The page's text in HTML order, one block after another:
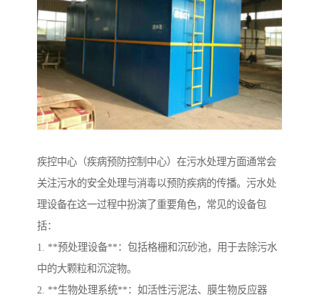
疾控中心（疾病预防控制中心）在污水处理方面通常会
关注污水的安全处理与消毒以预防疾病的传播。污水处
理设备在这一过程中扮演了重要角色，常见的设备包
括：
1. **预处理设备**：包括格栅和沉砂池，用于去除污水
中的大颗粒和沉淀物。
2. **生物处理系统**：如活性污泥法、膜生物反应器